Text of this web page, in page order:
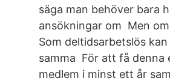
säga man behöver bara
ansökningar om Men
Som deltidsarbetslös
samma För att få denna
medlem i minst ett år